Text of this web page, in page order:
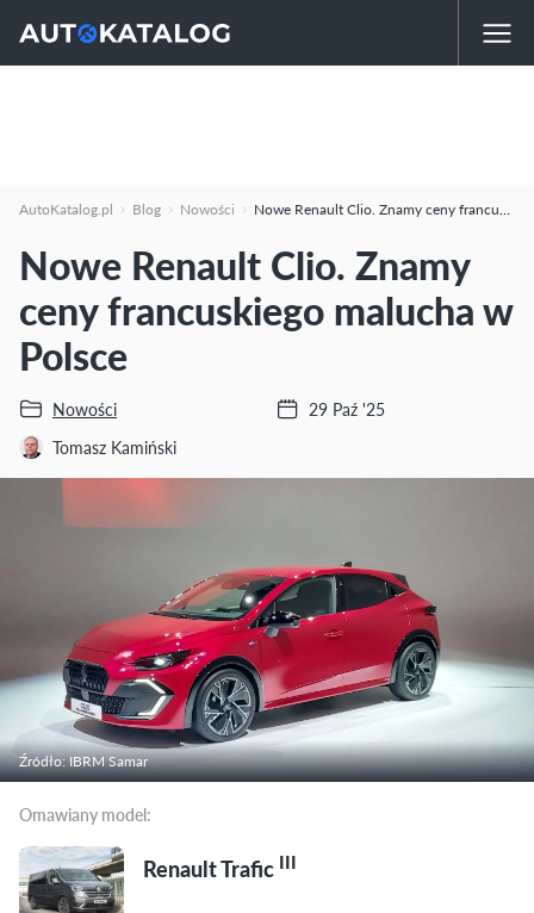
AutoKatalog.pl Blog Nowości Nowe Renault Clio. Znamy ceny francuskiego malucha w Polsce
Nowe Renault Clio. Znamy
ceny francuskiego malucha w
Polsce
Nowości
Tomasz Kamiński
29 Paź '25
Źródło: IBRM Samar
Omawiany model:
Renault Trafic III